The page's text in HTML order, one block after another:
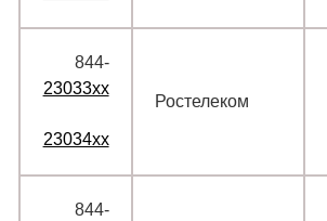
844‑
23033xx
23034xx
Ростелеком
844‑